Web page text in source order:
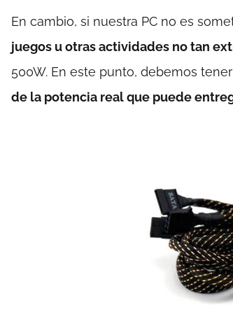
En cambio, si nuestra PC no es
juegos u otras actividades no tan
500W. En este punto, debemos
de la potencia real que puede